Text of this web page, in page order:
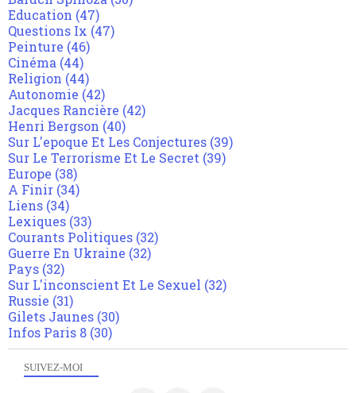
SUIVEZ-MOI
Education (47)
Questions Ix (47)
Peinture (46)
Cinéma (44)
Religion (44)
Autonomie (42)
Jacques Rancière (42)
Henri Bergson (40)
Sur L'epoque Et Les Conjectures (39)
Sur Le Terrorisme Et Le Secret (39)
Europe (38)
A Finir (34)
Liens (34)
Lexiques (33)
Courants Politiques (32)
Guerre En Ukraine (32)
Pays (32)
Sur L'inconscient Et Le Sexuel (32)
Russie (31)
Gilets Jaunes (30)
Infos Paris 8 (30)